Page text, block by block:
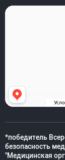
*победитель
безопасность
"Медицинская